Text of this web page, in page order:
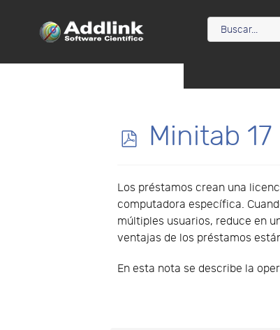
p
f
Minitab
Los préstamos crean una
computadora específica.
múltiples usuarios, reduce en
ventajas de los préstamos
En esta nota se describe la